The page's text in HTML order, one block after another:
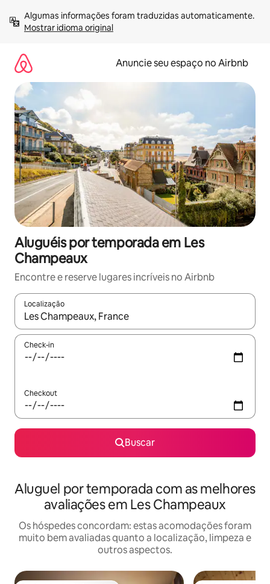
para
Mostrar idioma original
Anuncie seu espaço no Airbnb
Aluguéis por temporada em Les
Champeaux
Encontre e reserve lugares incríveis no Airbnb
Localização
Quando os resultados estiverem disponíveis, explore-os
Check-in
Checkout
Buscar
Aluguel por temporada com as melhores
avaliações em Les Champeaux
Os hóspedes concordam: estas acomodações foram
muito bem avaliadas quanto a localização, limpeza e
outros aspectos.